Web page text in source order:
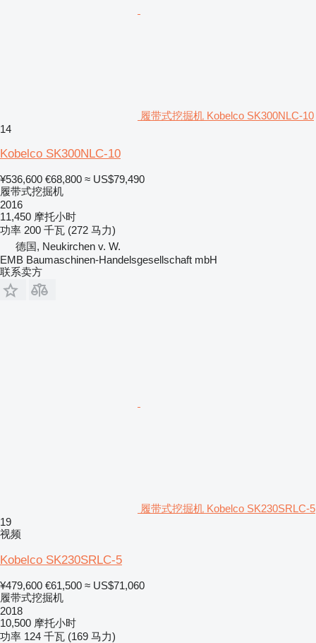
履带式挖掘机 Kobelco SK300NLC-10
14
Kobelco SK300NLC-10
¥536,600 €68,800 ≈ US$79,490
履带式挖掘机
2016
11,450 摩托小时
功率 200 千瓦 (272 马力)
德国, Neukirchen v. W.
EMB Baumaschinen-Handelsgesellschaft mbH
联系卖方
履带式挖掘机 Kobelco SK230SRLC-5
19
视频
Kobelco SK230SRLC-5
¥479,600 €61,500 ≈ US$71,060
履带式挖掘机
2018
10,500 摩托小时
功率 124 千瓦 (169 马力)